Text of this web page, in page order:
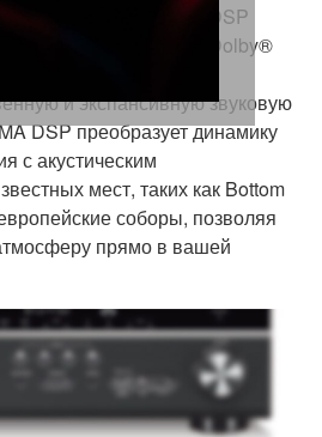
Yamaha CINEMA DSP
HD Аудио (Dolby®
Audio™ и другие),
и экспансивную звуковую
DSP преобразует динамику
с акустическим
мест, таких как Bottom
соборы, позволяя
прямо в вашей